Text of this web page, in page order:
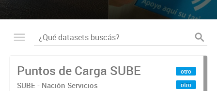
Puntos de Carga SUBE
SUBE - Nación Servicios
otro
otro